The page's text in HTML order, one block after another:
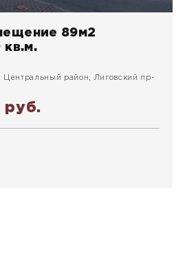
89м2
кв.м.
Центральный район, Лиговский пр-